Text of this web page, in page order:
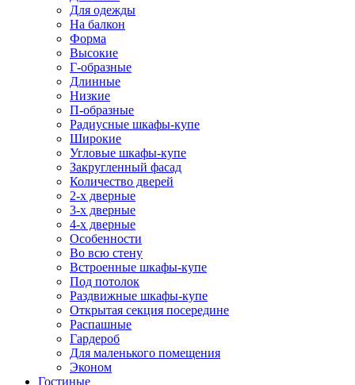
Для одежды
На балкон
Форма
Высокие
Г-образные
Длинные
Низкие
П-образные
Радиусные шкафы-купе
Широкие
Угловые шкафы-купе
Закругленный фасад
Количество дверей
2-х дверные
3-х дверные
4-х дверные
Особенности
Во всю стену
Встроенные шкафы-купе
Под потолок
Раздвижные шкафы-купе
Открытая секция посередине
Распашные
Гардероб
Для маленького помещения
Эконом
Гостиные